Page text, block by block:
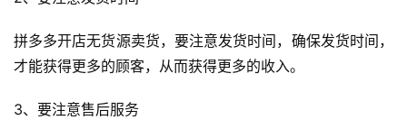
拼多多开店无货源卖货，要注意发货时间，确保发货时间，
才能获得更多的顾客，从而获得更多的收入。
3、要注意售后服务